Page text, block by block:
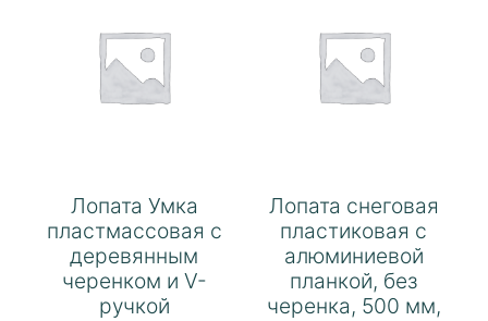
Лопата Умка
пластмассовая с
деревянным
черенком и V-
ручкой
Лопата снеговая
пластиковая с
алюминиевой
планкой, без
черенка, 500 мм,